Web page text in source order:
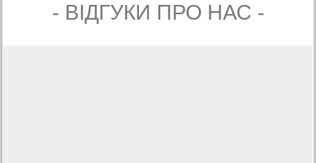
- ВIДГУКИ ПРО НАС -